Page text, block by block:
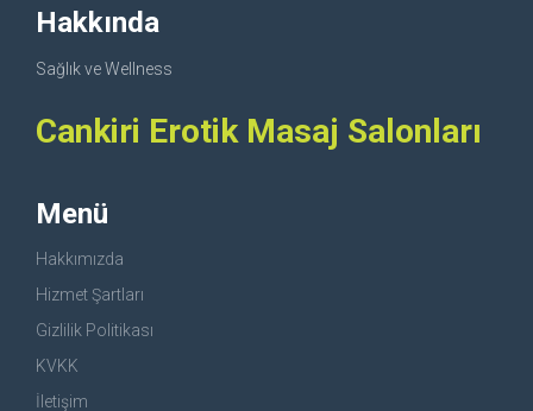
Hakkında
Sağlık ve Wellness
Cankiri Erotik Masaj Salonları
Menü
Hakkımızda
Hizmet Şartları
Gizlilik Politikası
KVKK
İletişim